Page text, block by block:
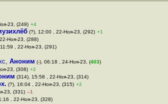
23, (249) +4
(?), 12:00 , 22-Ноя-23, (292) +1
Ноя-23, (288)
, 22-Ноя-23, (291)
, Аноним (-), 06:18 , 24-Ноя-23, (403)
23, (308) +2
(314), 15:58 , 22-Ноя-23, (314)
(?), 16:04 , 22-Ноя-23, (315) +2
23, (331) –1
, 22-Ноя-23, (328)